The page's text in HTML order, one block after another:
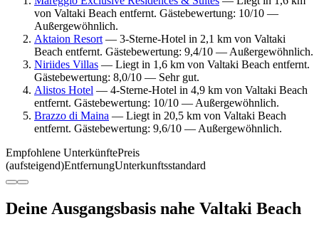
von Valtaki Beach entfernt. Gästebewertung: 10/10 —
Außergewöhnlich.
Aktaion Resort — 3-Sterne-Hotel in 2,1 km von Valtaki
Beach entfernt. Gästebewertung: 9,4/10 — Außergewöhnlich.
Niriides Villas — Liegt in 1,6 km von Valtaki Beach entfernt.
Gästebewertung: 8,0/10 — Sehr gut.
Alistos Hotel — 4-Sterne-Hotel in 4,9 km von Valtaki Beach
entfernt. Gästebewertung: 10/10 — Außergewöhnlich.
Brazzo di Maina — Liegt in 20,5 km von Valtaki Beach
entfernt. Gästebewertung: 9,6/10 — Außergewöhnlich.
Empfohlene UnterkünftePreis
(aufsteigend)EntfernungUnterkunftsstandard
Deine Ausgangsbasis nahe Valtaki Beach